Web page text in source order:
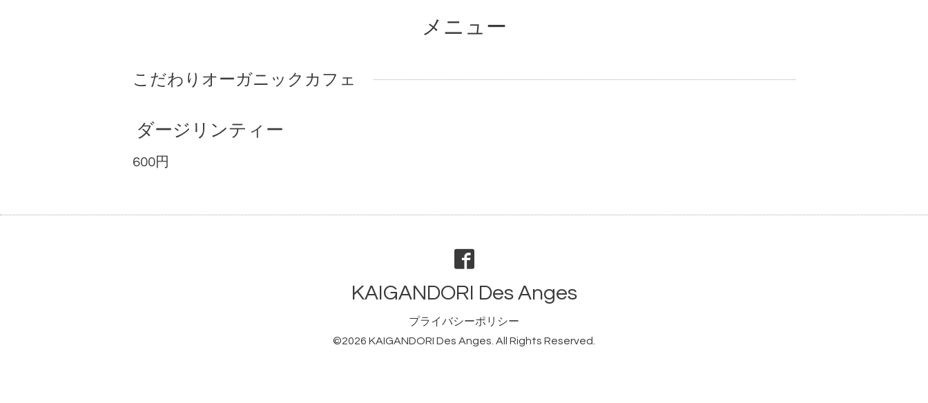
メニュー
こだわりオーガニックカフェ
ダージリンティー
600円
KAIGANDORI Des Anges
プライバシーポリシー
©2026 KAIGANDORI Des Anges. All Rights Reserved.